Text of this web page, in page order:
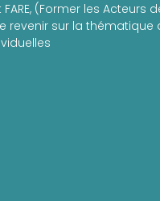
(Former les Acteurs
revenir sur la thématique